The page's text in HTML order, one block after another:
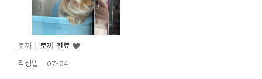
토끼 토끼 진료
작성일 07-04